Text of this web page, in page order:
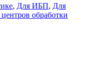
, Для ИБП, Для
обработки